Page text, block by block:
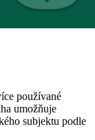
používané
umožňuje
subjektu podle